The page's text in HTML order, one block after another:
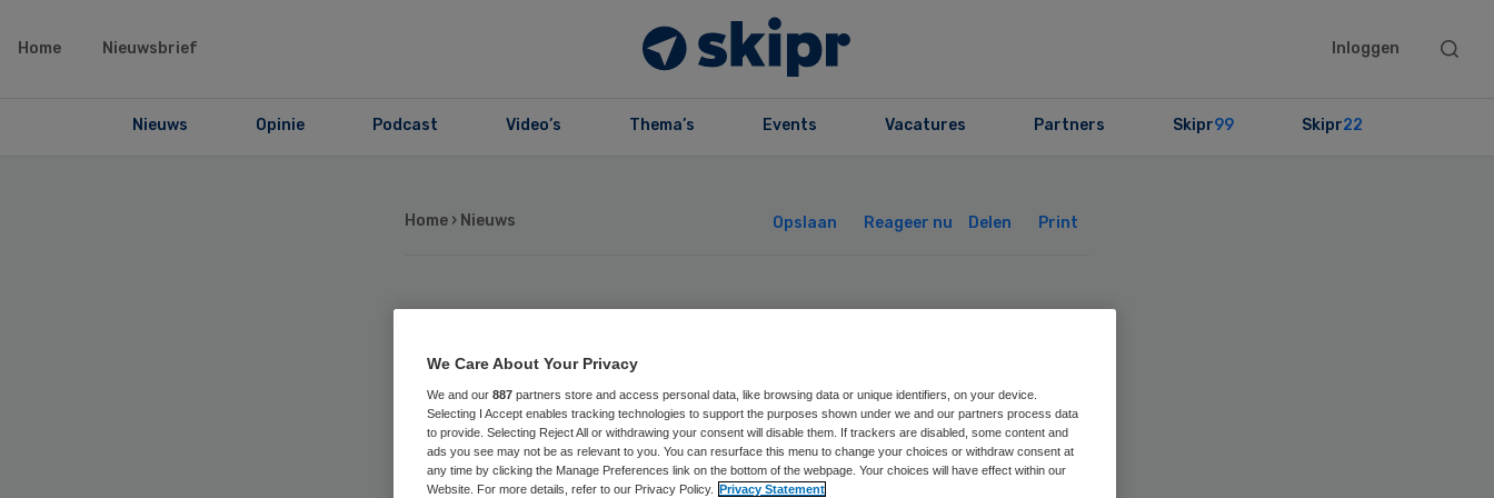
Home Nieuwsbrief Inloggen
Search
Nieuws Opinie Podcast Video’s Thema’s Events Vacatures Partners Skipr99 Skipr22
Home › Nieuws Opslaan Reageer nu Delen Print
Zaak over inzage
rapport Tristan moet
over
We Care About Your Privacy
We and our 887 partners store and access personal data, like browsing data or unique identifiers, on your device.
Selecting I Accept enables tracking technologies to support the purposes shown under we and our partners process data
to provide. Selecting Reject All or withdrawing your consent will disable them. If trackers are disabled, some content and
ads you see may not be as relevant to you. You can resurface this menu to change your choices or withdraw consent at
any time by clicking the Manage Preferences link on the bottom of the webpage. Your choices will have effect within our
Website. For more details, refer to our Privacy Policy. Privacy Statement